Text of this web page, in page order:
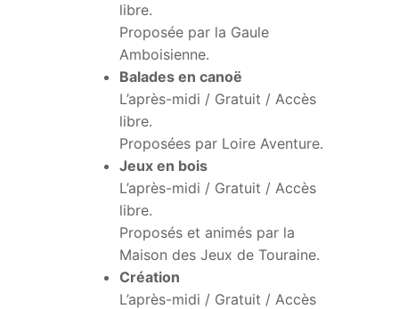
libre.
Proposée par la Gaule
Amboisienne.
Balades en canoë
L’après-midi / Gratuit / Accès
libre.
Proposées par Loire Aventure.
Jeux en bois
L’après-midi / Gratuit / Accès
libre.
Proposés et animés par la
Maison des Jeux de Touraine.
Création
L’après-midi / Gratuit / Accès